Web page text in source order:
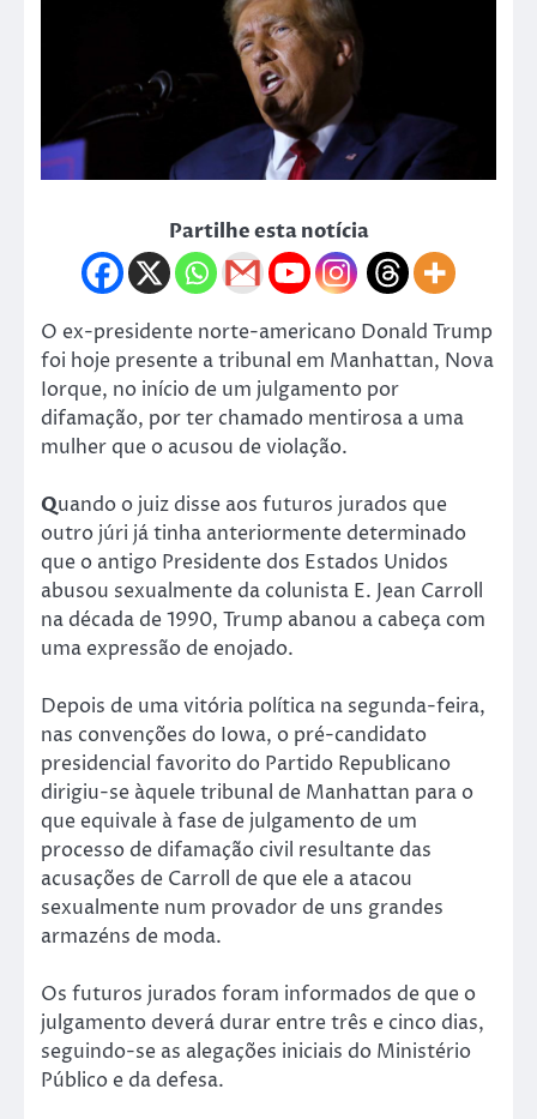
Partilhe esta notícia
O ex-presidente norte-americano Donald Trump
foi hoje presente a tribunal em Manhattan, Nova
Iorque, no início de um julgamento por
difamação, por ter chamado mentirosa a uma
mulher que o acusou de violação.
Quando o juiz disse aos futuros jurados que
outro júri já tinha anteriormente determinado
que o antigo Presidente dos Estados Unidos
abusou sexualmente da colunista E. Jean Carroll
na década de 1990, Trump abanou a cabeça com
uma expressão de enojado.
Depois de uma vitória política na segunda-feira,
nas convenções do Iowa, o pré-candidato
presidencial favorito do Partido Republicano
dirigiu-se àquele tribunal de Manhattan para o
que equivale à fase de julgamento de um
processo de difamação civil resultante das
acusações de Carroll de que ele a atacou
sexualmente num provador de uns grandes
armazéns de moda.
Os futuros jurados foram informados de que o
julgamento deverá durar entre três e cinco dias,
seguindo-se as alegações iniciais do Ministério
Público e da defesa.